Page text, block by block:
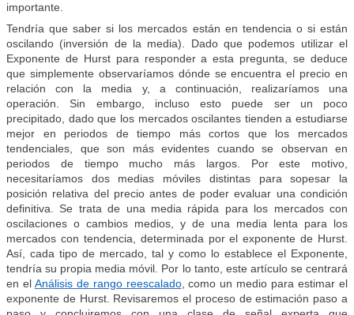
importante.
Tendría que saber si los mercados están en tendencia o si están
oscilando (inversión de la media). Dado que podemos utilizar el
Exponente de Hurst para responder a esta pregunta, se deduce
que simplemente observaríamos dónde se encuentra el precio en
relación con la media y, a continuación, realizaríamos una
operación. Sin embargo, incluso esto puede ser un poco
precipitado, dado que los mercados oscilantes tienden a estudiarse
mejor en periodos de tiempo más cortos que los mercados
tendenciales, que son más evidentes cuando se observan en
periodos de tiempo mucho más largos. Por este motivo,
necesitaríamos dos medias móviles distintas para sopesar la
posición relativa del precio antes de poder evaluar una condición
definitiva. Se trata de una media rápida para los mercados con
oscilaciones o cambios medios, y de una media lenta para los
mercados con tendencia, determinada por el exponente de Hurst.
Así, cada tipo de mercado, tal y como lo establece el Exponente,
tendría su propia media móvil. Por lo tanto, este artículo se centrará
en el Análisis de rango reescalado, como un medio para estimar el
exponente de Hurst. Revisaremos el proceso de estimación paso a